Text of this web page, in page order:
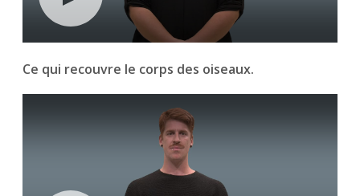
Ce qui recouvre le corps des oiseaux.